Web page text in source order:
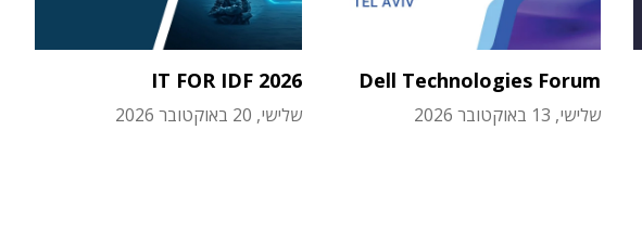
Dell Technologies Forum
שלישי, 13 באוקטובר 2026
IT FOR IDF 2026
שלישי, 20 באוקטובר 2026